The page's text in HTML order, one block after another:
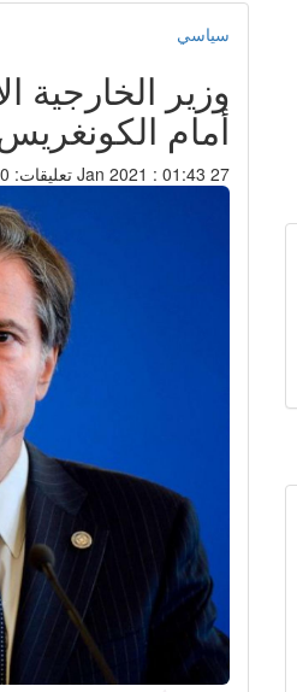
سياسي
وزير
أمام
27 Jan 2021 : 01:43 تعليقات: 0